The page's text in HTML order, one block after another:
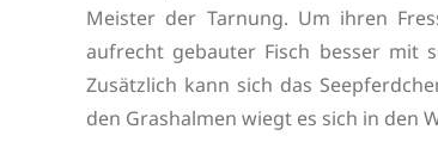
Meister der Tarnung. Um ihren
aufrecht gebauter Fisch besser mit
Zusätzlich kann sich das
den Grashalmen wiegt es sich in den